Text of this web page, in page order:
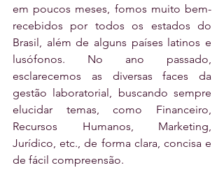
em poucos meses, fomos muito bem-
recebidos por todos os estados do
Brasil, além de alguns países latinos e
lusófonos. No ano passado,
esclarecemos as diversas faces da
gestão laboratorial, buscando sempre
elucidar temas, como Financeiro,
Recursos Humanos, Marketing,
Jurídico, etc., de forma clara, concisa e
de fácil compreensão.